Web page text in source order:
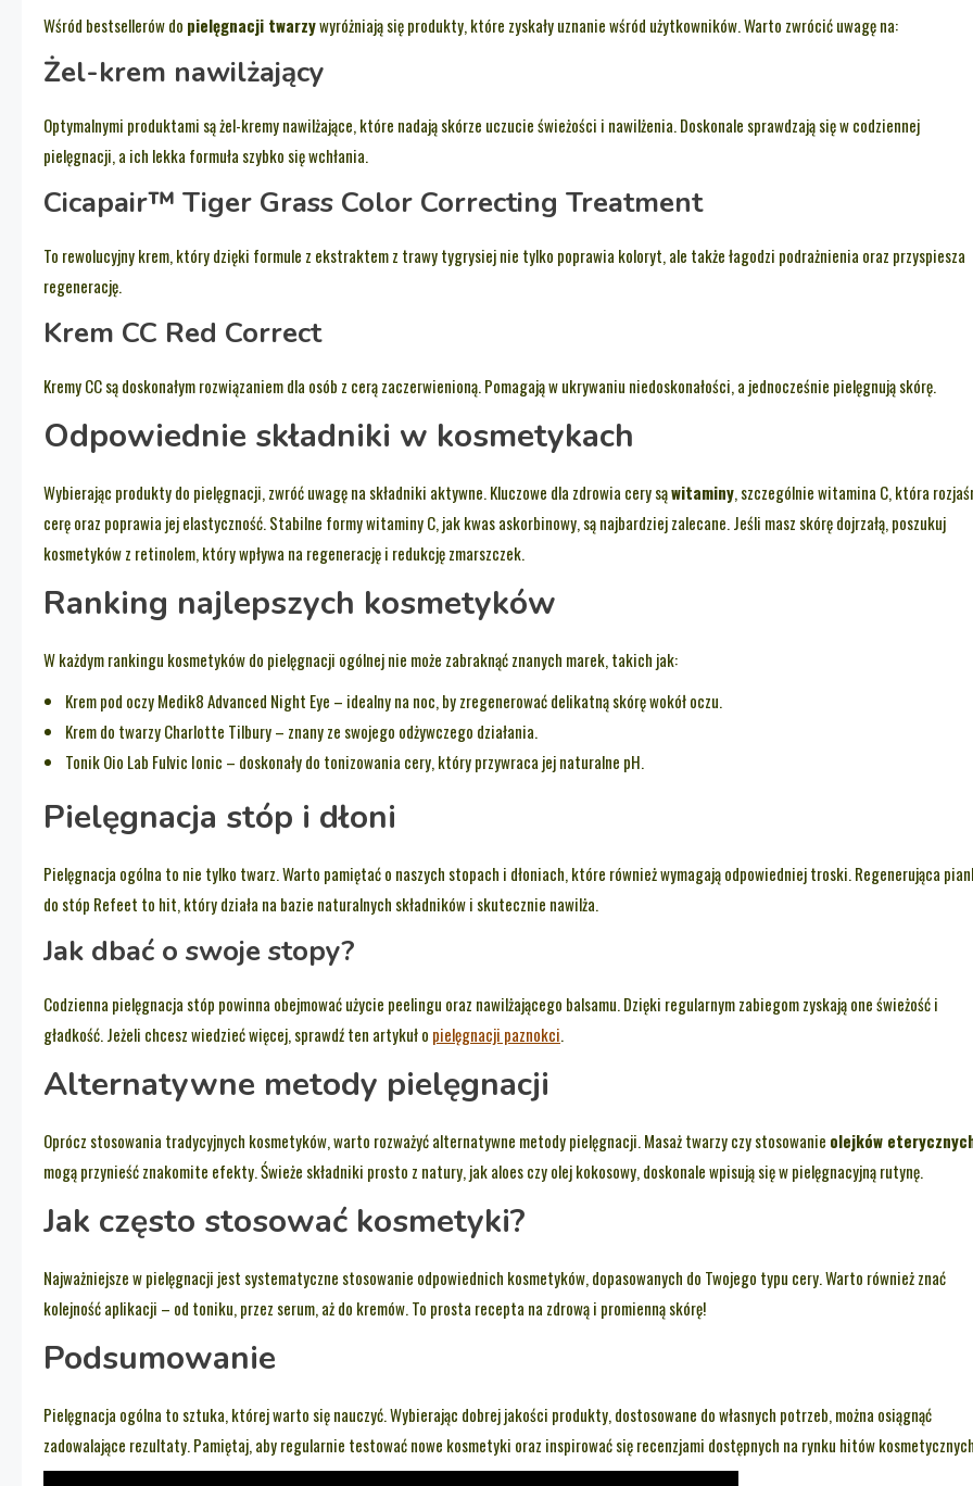
Wśród bestsellerów do pielęgnacji twarzywyróżniają się produkty, które zyskały uznanie wśród użytkowników. Warto zwrócić uwagę na:
Żel-krem nawilżający
Optymalnymi produktami są żel-kremy nawilżające, które nadają skórze uczucie świeżości i nawilżenia. Doskonale sprawdzają się w codziennej
pielęgnacji, a ich lekka formuła szybko się wchłania.
Cicapair™ Tiger Grass Color Correcting Treatment
To rewolucyjny krem, który dzięki formule z ekstraktem z trawy tygrysiej nie tylko poprawia koloryt, ale także łagodzi podrażnienia oraz przyspiesza
regenerację.
Krem CC Red Correct
Kremy CC są doskonałym rozwiązaniem dla osób z cerą zaczerwienioną. Pomagają w ukrywaniu niedoskonałości, a jednocześnie pielęgnują skórę.
Odpowiednie składniki w kosmetykach
Wybierając produkty do pielęgnacji, zwróć uwagę na składniki aktywne. Kluczowe dla zdrowia cery sąwitaminy, szczególnie witamina C, która
cerę oraz poprawia jej elastyczność. Stabilne formy witaminy C, jak kwas askorbinowy, są najbardziej zalecane. Jeśli masz skórę dojrzałą, poszukuj
kosmetyków z retinolem, który wpływa na regenerację i redukcję zmarszczek.
Ranking najlepszych kosmetyków
W każdym rankingu kosmetyków do pielęgnacji ogólnej nie może zabraknąć znanych marek, takich jak:
Krem pod oczy Medik8 Advanced Night Eye – idealny na noc, by zregenerować delikatną skórę wokół oczu.
Krem do twarzy Charlotte Tilbury – znany ze swojego odżywczego działania.
Tonik Oio Lab Fulvic Ionic – doskonały do tonizowania cery, który przywraca jej naturalne pH.
Pielęgnacja stóp i dłoni
Pielęgnacja ogólna to nie tylko twarz. Warto pamiętać o naszych stopach i dłoniach, które również wymagają odpowiedniej troski. Regenerująca
do stóp Refeet to hit, który działa na bazie naturalnych składników i skutecznie nawilża.
Jak dbać o swoje stopy?
Codzienna pielęgnacja stóp powinna obejmować użycie peelingu oraz nawilżającego balsamu. Dzięki regularnym zabiegom zyskają one świeżość i
gładkość. Jeżeli chcesz wiedzieć więcej, sprawdź ten artykuł o pielęgnacji paznokci.
Alternatywne metody pielęgnacji
Oprócz stosowania tradycyjnych kosmetyków, warto rozważyć alternatywne metody pielęgnacji. Masaż twarzy czy stosowanie olejków
mogą przynieść znakomite efekty. Świeże składniki prosto z natury, jak aloes czy olej kokosowy, doskonale wpisują się w pielęgnacyjną rutynę.
Jak często stosować kosmetyki?
Najważniejsze w pielęgnacji jest systematyczne stosowanie odpowiednich kosmetyków, dopasowanych do Twojego typu cery. Warto również znać
kolejność aplikacji – od toniku, przez serum, aż do kremów. To prosta recepta na zdrową i promienną skórę!
Podsumowanie
Pielęgnacja ogólna to sztuka, której warto się nauczyć. Wybierając dobrej jakości produkty, dostosowane do własnych potrzeb, można osiągnąć
zadowalające rezultaty. Pamiętaj, aby regularnie testować nowe kosmetyki oraz inspirować się recenzjami dostępnych na rynku hitów